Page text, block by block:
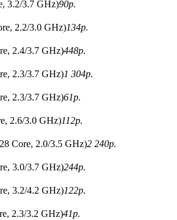
3.2/3.7 GHz)90р.
2.2/3.0 GHz)134р.
2.4/3.7 GHz)448р.
2.3/3.7 GHz)1 304р.
2.3/3.7 GHz)61р.
2.6/3.0 GHz)112р.
Core, 2.0/3.5 GHz)2 240р.
3.0/3.7 GHz)244р.
3.2/4.2 GHz)122р.
2.3/3.2 GHz)41р.